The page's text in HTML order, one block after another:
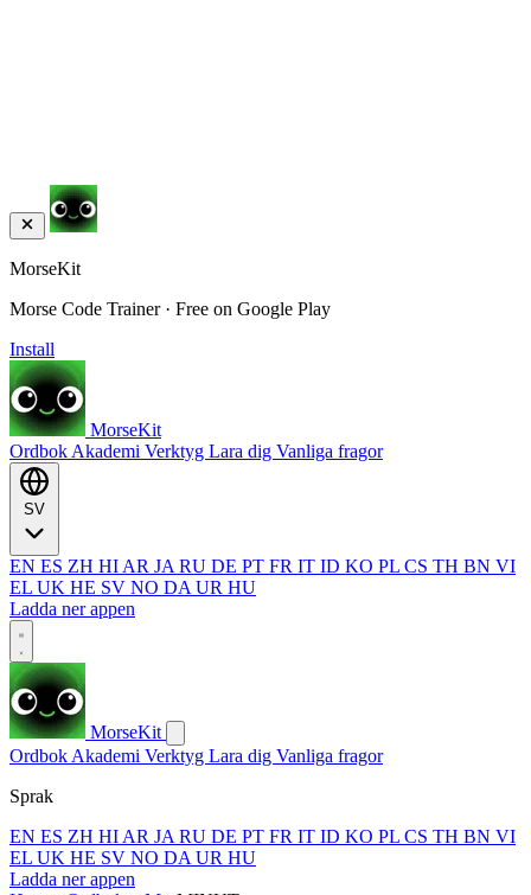
MorseKit
Morse Code Trainer · Free on Google Play
Install
MorseKit
Ordbok Akademi Verktyg Lara dig Vanliga fragor
EN ES ZH HI AR JA RU DE PT FR IT ID KO PL CS TH BN VI
EL UK HE SV NO DA UR HU
Ladda ner appen
MorseKit
Ordbok Akademi Verktyg Lara dig Vanliga fragor
Sprak
EN ES ZH HI AR JA RU DE PT FR IT ID KO PL CS TH BN VI
EL UK HE SV NO DA UR HU
Ladda ner appen